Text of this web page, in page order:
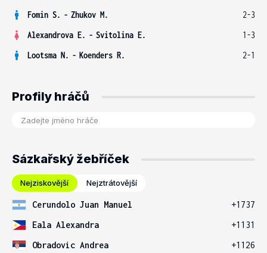
Fomin S. - Zhukov M.
2-3
Alexandrova E. - Svitolina E.
1-3
Lootsma N. - Koenders R. 2-1
Profily hráčů
Sázkařský žebříček
Nejziskovější Nejztrátovější
Cerundolo Juan Manuel
+1737
Eala Alexandra
+1131
Obradovic Andrea
+1126